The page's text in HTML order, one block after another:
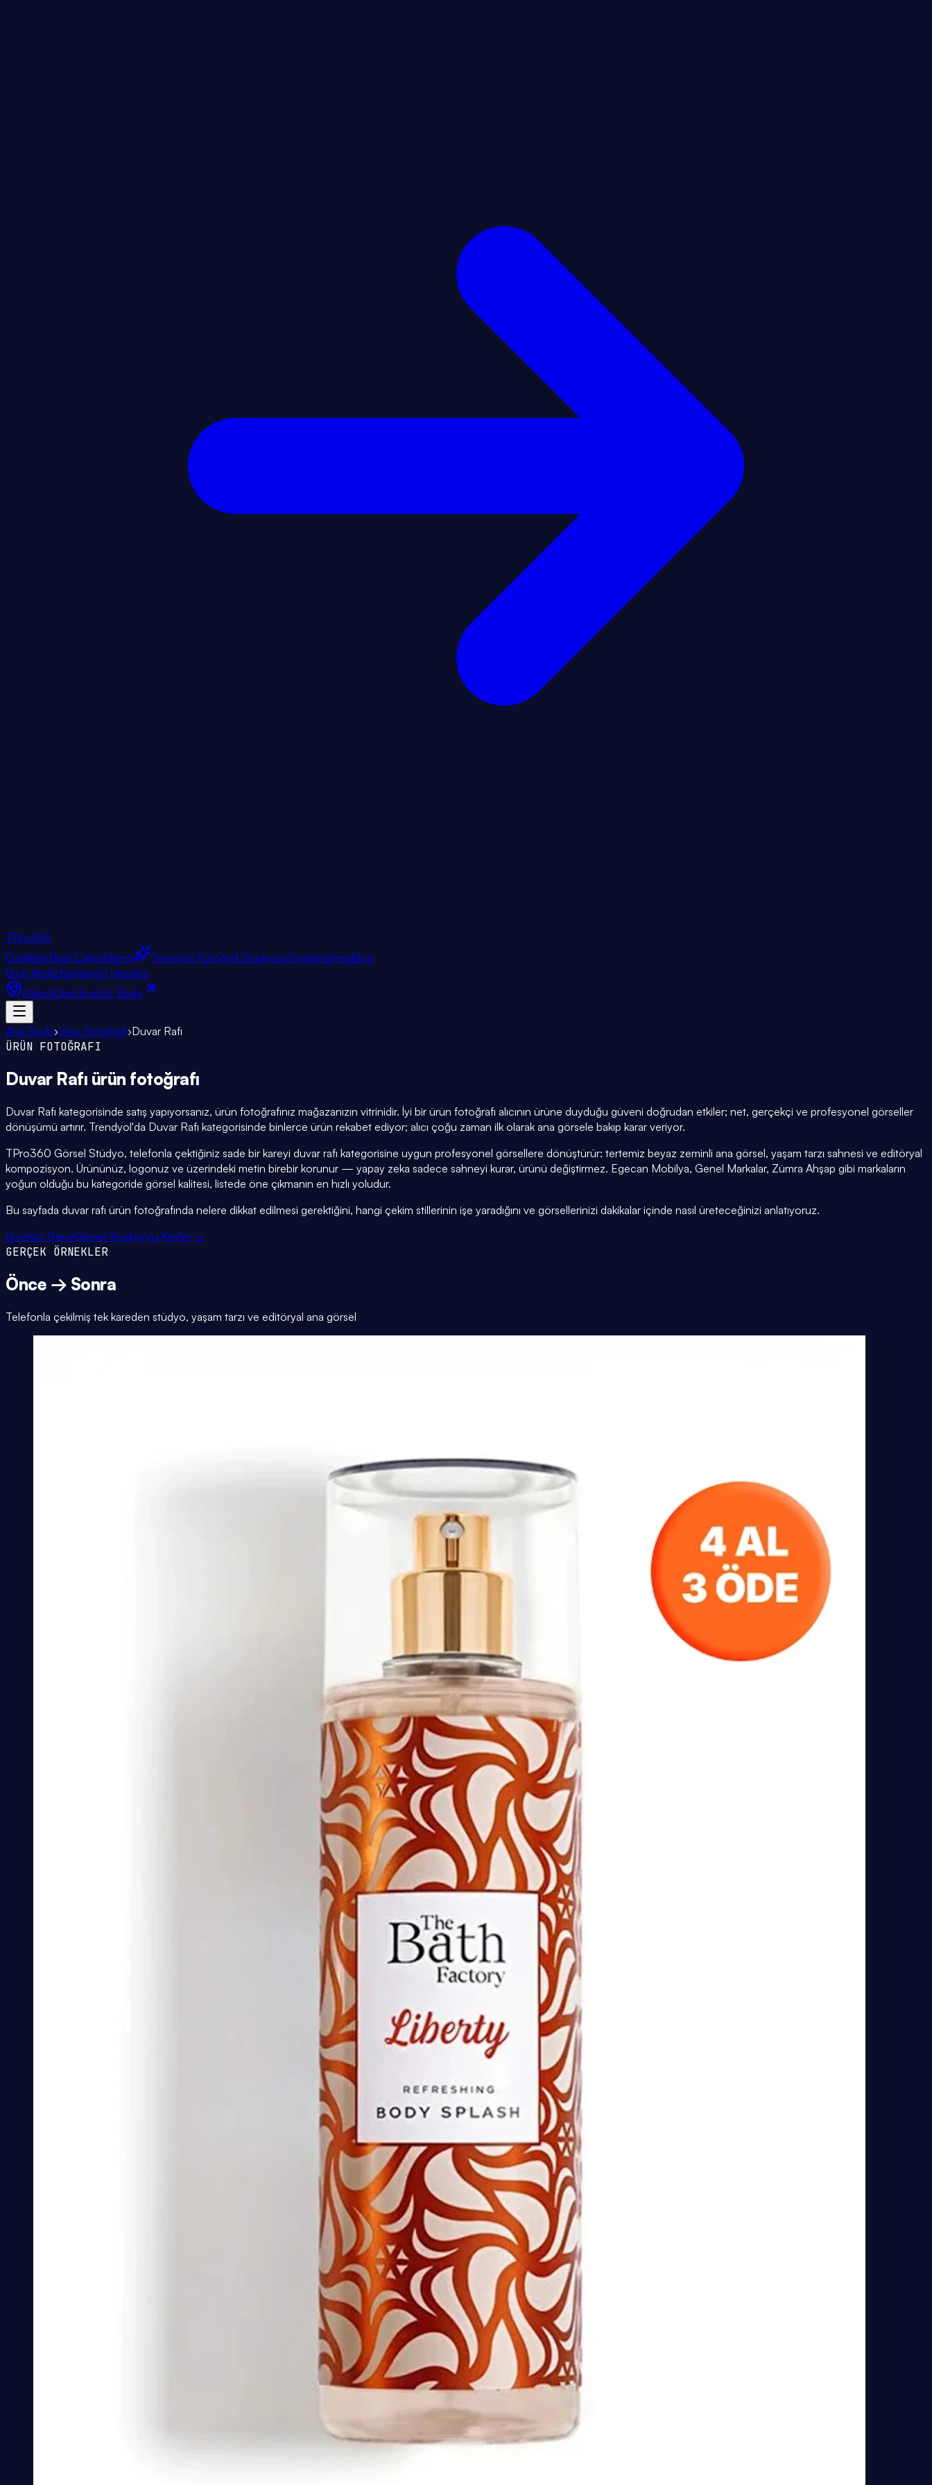
TPro360
ÖzelliklerNasıl ÇalışırEklenti Trendyol Fotoğraf StüdyosuFiyatlandırmaBlog
Ürün AnalizKomisyon Hesapla
EklentiGirişÜcretsiz Başla
Ana Sayfa›Ürün Fotoğrafı›Duvar Rafı
ÜRÜN FOTOĞRAFI
Duvar Rafı ürün fotoğrafı
Duvar Rafı kategorisinde satış yapıyorsanız, ürün fotoğrafınız mağazanızın vitrinidir. İyi bir ürün fotoğrafı alıcının ürüne duyduğu güveni doğrudan etkiler; net, gerçekçi ve profesyonel görseller
dönüşümü artırır. Trendyol'da Duvar Rafı kategorisinde binlerce ürün rekabet ediyor; alıcı çoğu zaman ilk olarak ana görsele bakıp karar veriyor.
TPro360 Görsel Stüdyo, telefonla çektiğiniz sade bir kareyi duvar rafı kategorisine uygun profesyonel görsellere dönüştürür: tertemiz beyaz zeminli ana görsel, yaşam tarzı sahnesi ve editöryal
kompozisyon. Ürününüz, logonuz ve üzerindeki metin birebir korunur — yapay zeka sadece sahneyi kurar, ürünü değiştirmez. Egecan Mobilya, Genel Markalar, Zümra Ahşap gibi markaların
yoğun olduğu bu kategoride görsel kalitesi, listede öne çıkmanın en hızlı yoludur.
Bu sayfada duvar rafı ürün fotoğrafında nelere dikkat edilmesi gerektiğini, hangi çekim stillerinin işe yaradığını ve görsellerinizi dakikalar içinde nasıl üreteceğinizi anlatıyoruz.
Ücretsiz DeneGörsel Stüdyo'yu Keşfet →
GERÇEK ÖRNEKLER
Önce → Sonra
Telefonla çekilmiş tek kareden stüdyo, yaşam tarzı ve editöryal ana görsel